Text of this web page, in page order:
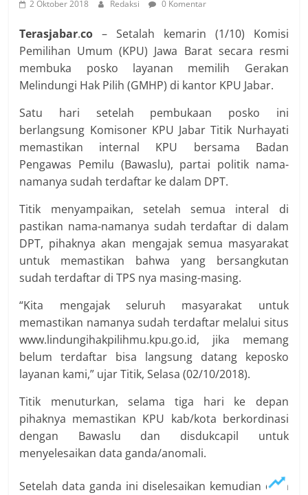
2 Oktober 2018 Redaksi 0 Komentar
Terasjabar.co – Setalah kemarin (1/10) Komisi
Pemilihan Umum (KPU) Jawa Barat secara resmi
membuka posko layanan memilih Gerakan
Melindungi Hak Pilih (GMHP) di kantor KPU Jabar.
Satu hari setelah pembukaan posko ini
berlangsung Komisoner KPU Jabar Titik Nurhayati
memastikan internal KPU bersama Badan
Pengawas Pemilu (Bawaslu), partai politik nama-
namanya sudah terdaftar ke dalam DPT.
Titik menyampaikan, setelah semua interal di
pastikan nama-namanya sudah terdaftar di dalam
DPT, pihaknya akan mengajak semua masyarakat
untuk memastikan bahwa yang bersangkutan
sudah terdaftar di TPS nya masing-masing.
“Kita mengajak seluruh masyarakat untuk
memastikan namanya sudah terdaftar melalui situs
www.lindungihakpilihmu.kpu.go.id, jika memang
belum terdaftar bisa langsung datang keposko
layanan kami,” ujar Titik, Selasa (02/10/2018).
Titik menuturkan, selama tiga hari ke depan
pihaknya memastikan KPU kab/kota berkordinasi
dengan Bawaslu dan disdukcapil untuk
menyelesaikan data ganda/anomali.
Setelah data ganda ini diselesaikan kemudian data